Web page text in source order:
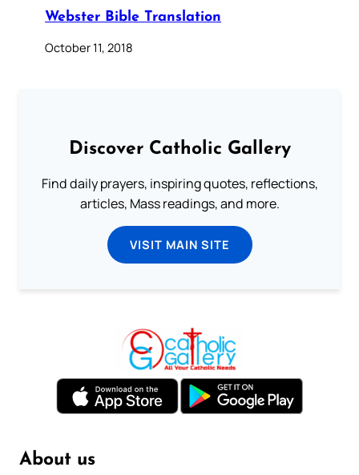
Webster Bible Translation
October 11, 2018
Discover Catholic Gallery
Find daily prayers, inspiring quotes, reflections,
articles, Mass readings, and more.
VISIT MAIN SITE
About us